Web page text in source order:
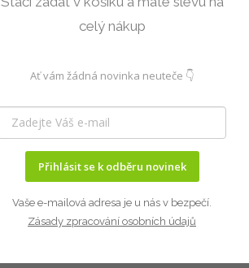
celý nákup
Ať vám žádná novinka neuteče 👇
Přihlásit se k odběru novinek
Vaše e-mailová adresa je u nás v bezpečí.
Zásady zpracování osobních údajů